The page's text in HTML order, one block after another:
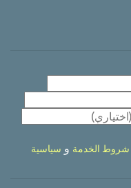
شروط الخدمة و سياسية